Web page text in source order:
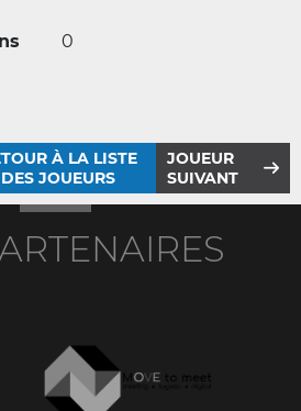
0
À LA LISTE
DES JOUEURS
JOUEUR
SUIVANT